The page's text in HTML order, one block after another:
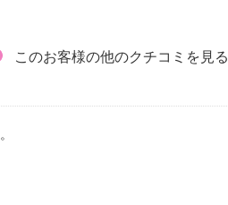
このお客様の他のクチコミを見る